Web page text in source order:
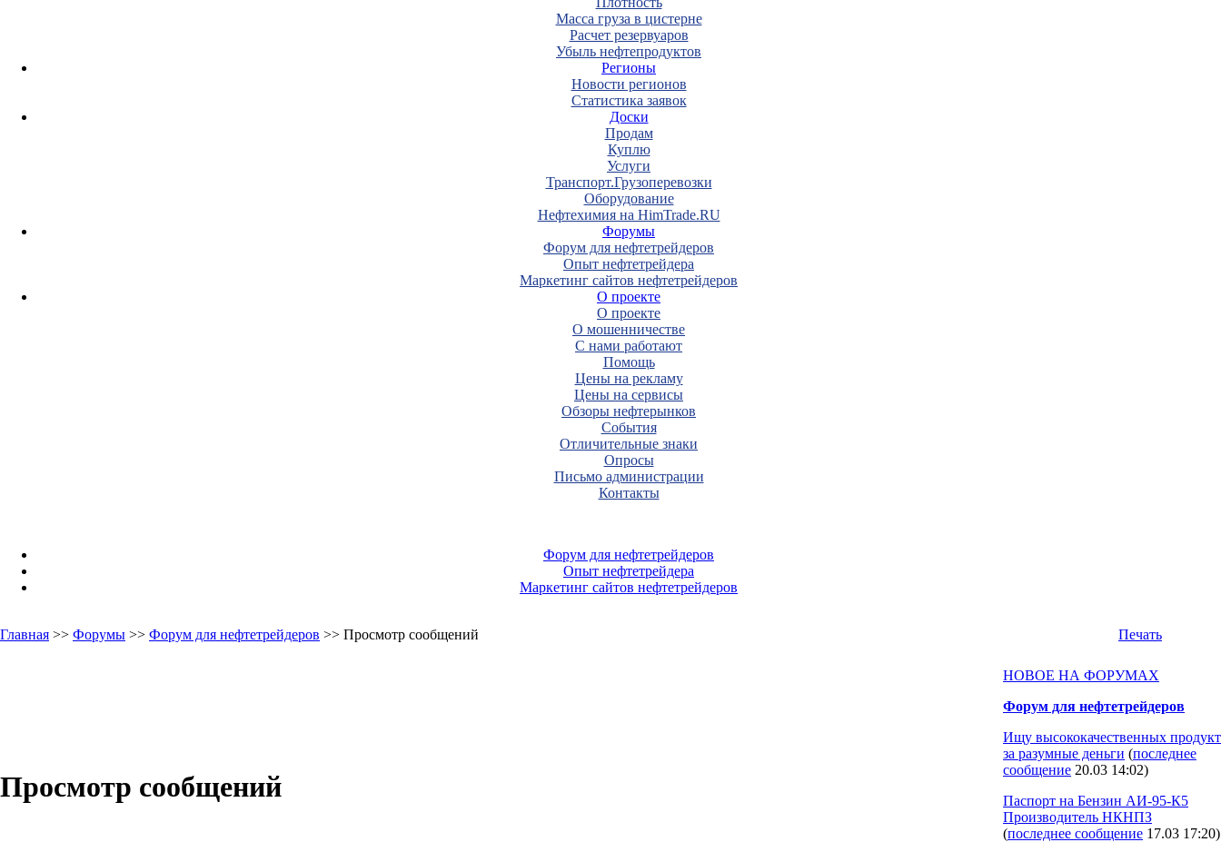
Масса груза в цистерне
Расчет резервуаров
Убыль нефтепродуктов
Регионы
Новости регионов
Статистика заявок
Доски
Продам
Куплю
Услуги
Транспорт.Грузоперевозки
Оборудование
Нефтехимия на HimTrade.RU
Форумы
Форум для нефтетрейдеров
Опыт нефтетрейдера
Маркетинг сайтов нефтетрейдеров
О проекте
О проекте
О мошенничестве
С нами работают
Помощь
Цены на рекламу
Цены на сервисы
Обзоры нефтерынков
События
Отличительные знаки
Опросы
Письмо администрации
Контакты
Форум для нефтетрейдеров
Опыт нефтетрейдера
Маркетинг сайтов нефтетрейдеров
Главная >> Форумы >> Форум для нефтетрейдеров >> Просмотр сообщений Печать
Просмотр сообщений
НОВОЕ НА ФОРУМАХ
Форум для нефтетрейдеров
Ищу высококачественных продукт
за разумные деньги (последнее
сообщение 20.03 14:02)
Паспорт на Бензин АИ-95-К5
Производитель НКНПЗ
(последнее сообщение 17.03 17:20)